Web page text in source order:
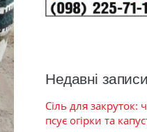
Недавні записи
Сіль для закруток:
псує огірки та